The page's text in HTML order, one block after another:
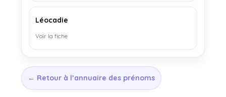
Léocadie
Voir la fiche
← Retour à l’annuaire des prénoms